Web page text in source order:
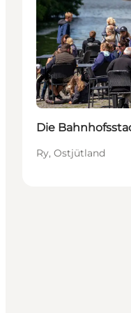
Die
Ry, Ostjütland